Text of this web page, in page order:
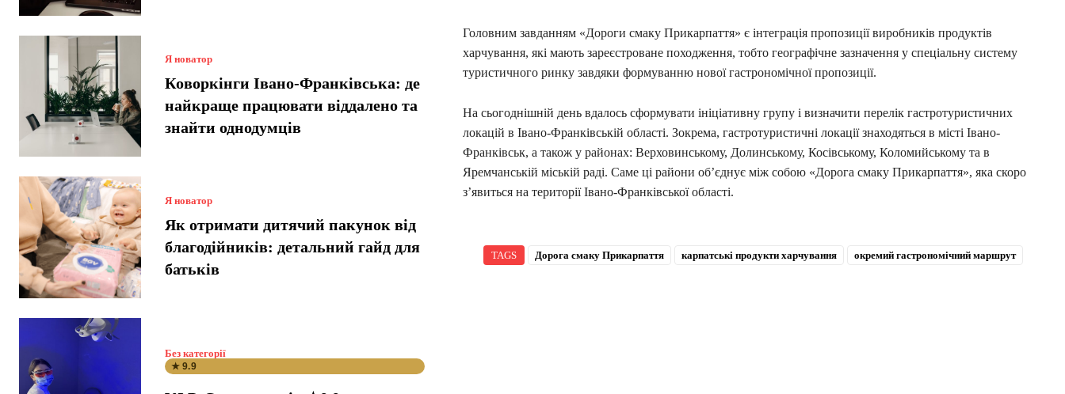
Я новатор
Коворкінги Івано-Франківська: де
найкраще працювати віддалено та
знайти однодумців
Я новатор
Як отримати дитячий пакунок від
благодійників: детальний гайд для
батьків
Без категорії
★ 9.9
Головним завданням «Дороги смаку Прикарпаття» є інтеграція пропозиції виробників продуктів
харчування, які мають зареєстроване походження, тобто географічне зазначення у спеціальну систему
туристичного ринку завдяки формуванню нової гастрономічної пропозиції.
На сьогоднішній день вдалось сформувати ініціативну групу і визначити перелік гастротуристичних
локацій в Івано-Франківській області. Зокрема, гастротуристичні локації знаходяться в місті Івано-
Франківськ, а також у районах: Верховинському, Долинському, Косівському, Коломийському та в
Яремчанській міській раді. Саме ці райони об’єднує між собою «Дорога смаку Прикарпаття», яка скоро
з’явиться на території Івано-Франківської області.
TAGS Дорога смаку Прикарпаття карпатські продукти харчування окремий гастрономічний маршрут